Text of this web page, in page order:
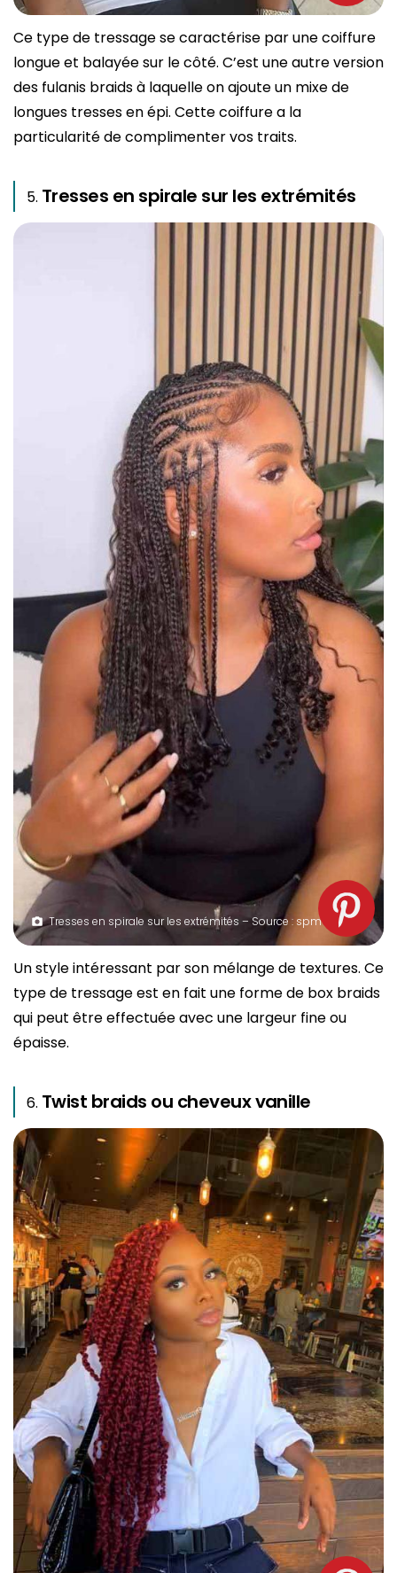
Ce type de tressage se caractérise par une coiffure
longue et balayée sur le côté. C’est une autre version
des fulanis braids à laquelle on ajoute un mixe de
longues tresses en épi. Cette coiffure a la
particularité de complimenter vos traits.
Tresses en spirale sur les extrémités
Tresses en spirale sur les extrémités – Source : spm
Un style intéressant par son mélange de textures. Ce
type de tressage est en fait une forme de box braids
qui peut être effectuée avec une largeur fine ou
épaisse.
Twist braids ou cheveux vanille